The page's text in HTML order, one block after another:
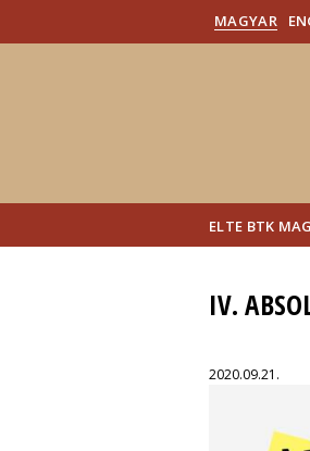
MAGYAR
ELTE BTK
IV.
2020.09.21.